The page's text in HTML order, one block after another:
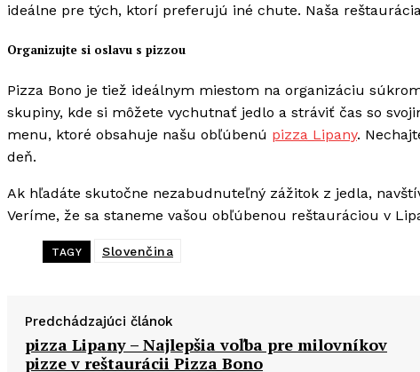
ideálne pre tých, ktorí preferujú iné chute. Naša
Organizujte si oslavu s pizzou
Pizza Bono je tiež ideálnym miestom na organizáciu
skupiny, kde si môžete vychutnať jedlo a stráviť čas so
menu, ktoré obsahuje našu obľúbenú pizza Lipany.
deň.
Ak hľadáte skutočne nezabudnuteľný zážitok z jedla,
Veríme, že sa staneme vašou obľúbenou reštauráciou v
TAGY Slovenčina
Predchádzajúci článok
pizza Lipany – Najlepšia voľba pre milovníkov
pizze v reštaurácii Pizza Bono